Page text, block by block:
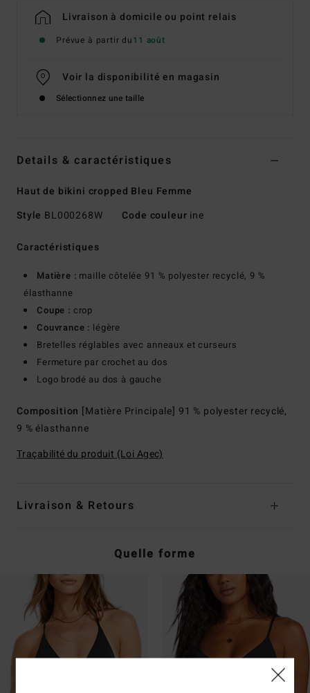
Livraison à domicile ou point relais
Prévue à partir du11 août
Voir la disponibilité en magasin
Sélectionnez une taille
Details & caractéristiques
Haut de bikini cropped Bleu Femme
Style BL000268W Code couleur ine
Caractéristiques
Matière : maille côtelée 91 % polyester recyclé, 9 %
élasthanne
Coupe : crop
Couvrance : légère
Bretelles réglables avec anneaux et curseurs
Fermeture par crochet au dos
Logo brodé au dos à gauche
Composition [Matière Principale] 91 % polyester recyclé,
9 % élasthanne
Traçabilité du produit (Loi Agec)
Livraison & Retours
Quelle forme